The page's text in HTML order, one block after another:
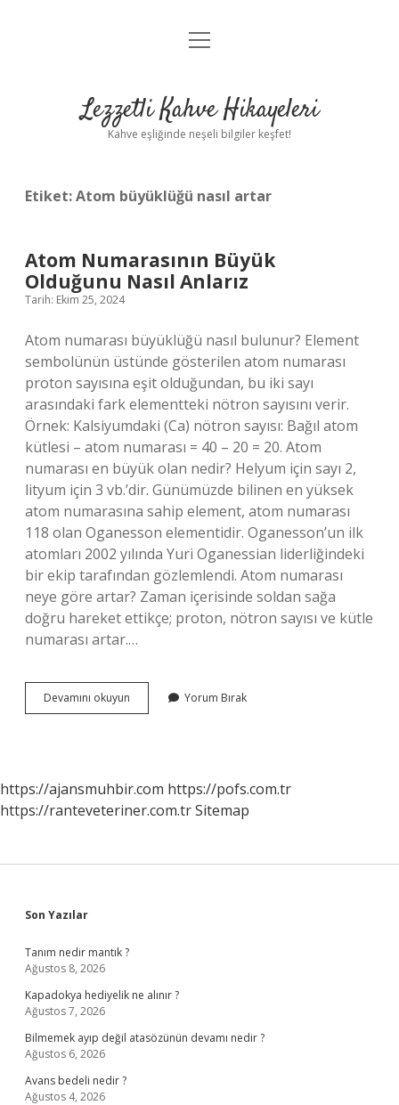
Anasayfa
Yasal Uyarı
menüyü
Lezzetli Kahve Hikayeleri
Kahve eşliğinde neşeli bilgiler keşfet!
Etiket:Atom büyüklüğü nasıl artar
Atom Numarasının Büyük
Olduğunu Nasıl Anlarız
Tarih: Ekim 25, 2024
Atom numarası büyüklüğü nasıl bulunur? Element
sembolünün üstünde gösterilen atom numarası
proton sayısına eşit olduğundan, bu iki sayı
arasındaki fark elementteki nötron sayısını verir.
Örnek: Kalsiyumdaki (Ca) nötron sayısı: Bağıl atom
kütlesi – atom numarası = 40 – 20 = 20. Atom
numarası en büyük olan nedir? Helyum için sayı 2,
lityum için 3 vb.’dir. Günümüzde bilinen en yüksek
atom numarasına sahip element, atom numarası
118 olan Oganesson elementidir. Oganesson’un ilk
atomları 2002 yılında Yuri Oganessian liderliğindeki
bir ekip tarafından gözlemlendi. Atom numarası
neye göre artar? Zaman içerisinde soldan sağa
doğru hareket ettikçe; proton, nötron sayısı ve kütle
numarası artar.…
Devamını okuyun
Numarasının
Yorum Bırak
https://ajansmuhbir.com https://pofs.com.tr
https://ranteveteriner.com.trSitemap
Sidebar
Son Yazılar
Tanım nedir mantık ?
Ağustos 8, 2026
Kapadokya hediyelik ne alınır ?
Ağustos 7, 2026
Bilmemek ayıp değil atasözünün devamı nedir ?
Ağustos 6, 2026
Avans bedeli nedir ?
Ağustos 4, 2026